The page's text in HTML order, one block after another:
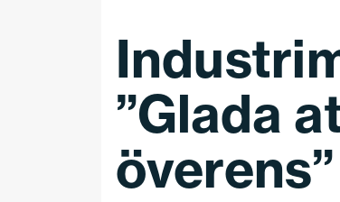
”Glada
överens”